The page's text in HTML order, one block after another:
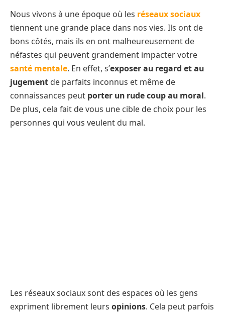
Nous vivons à une époque où les réseaux sociaux
tiennent une grande place dans nos vies. Ils ont de
bons côtés, mais ils en ont malheureusement de
néfastes qui peuvent grandement impacter votre
santé mentale. En effet, s’exposer au regard et au
jugement de parfaits inconnus et même de
connaissances peut porter un rude coup au moral.
De plus, cela fait de vous une cible de choix pour les
personnes qui vous veulent du mal.
Les réseaux sociaux sont des espaces où les gens
expriment librement leurs opinions. Cela peut parfois